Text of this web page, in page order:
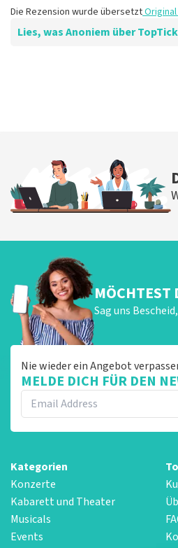
Die Rezension wurde übersetzt
Lies, was Anoniem über
MÖCHTEST
Sag uns
Nie wieder ein Angebot
MELDE DICH FÜR DEN
Kategorien
Konzerte
Kabarett und Theater
Musicals
Events